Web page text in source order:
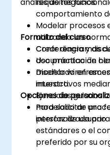
comportamiento
Modelar procesos
utilizando las
Crear diagramas
documentación
Diseñar
interactivos
Formato del curso
Conferencia y
Uso práctico de
modelado en
muestra.
Ejercicios guiados
modelado de
interfaz de usuario.
Opciones de
Para solicitar una
personalizada
estándares o el
preferido por su